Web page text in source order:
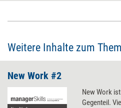
Weitere Inhalte zum
New Work #2
New Work
Gegenteil.